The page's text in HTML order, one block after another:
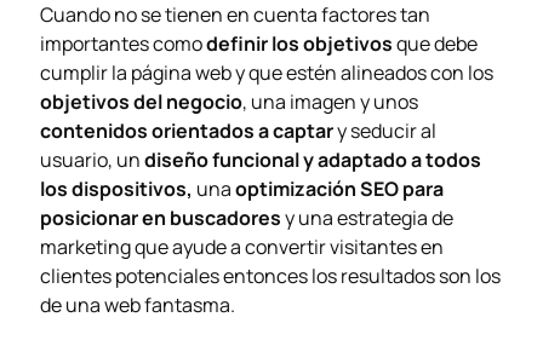
Cuando no se tienen en cuenta factores tan
importantes comodefinir los objetivosque debe
cumplir la página web y que estén alineados con los
objetivos del negocio, una imagen y unos
contenidos orientados a captary seducir al
usuario, undiseño funcional y adaptado a todos
los dispositivos, unaoptimización SEO para
posicionar en buscadoresy una estrategia de
marketing que ayude a convertir visitantes en
clientes potenciales entonces los resultados son los
de una web fantasma.